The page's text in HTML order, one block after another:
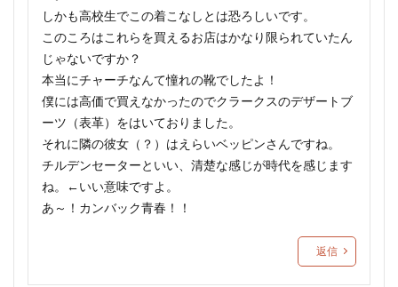
しかも高校生でこの着こなしとは恐ろしいです。
このころはこれらを買えるお店はかなり限られていたん
じゃないですか？
本当にチャーチなんて憧れの靴でしたよ！
僕には高価で買えなかったのでクラークスのデザートブ
ーツ（表革）をはいておりました。
それに隣の彼女（？）はえらいベッピンさんですね。
チルデンセーターといい、清楚な感じが時代を感じます
ね。←いい意味ですよ。
あ～！カンバック青春 ！！
返信